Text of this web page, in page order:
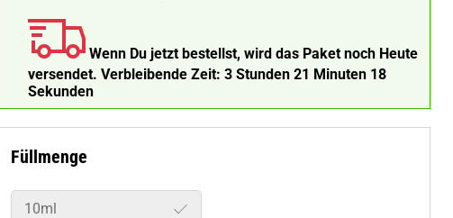
Wenn Du jetzt bestellst, wird das Paket noch Heute
versendet. Verbleibende Zeit: 3 Stunden 21 Minuten 17
Sekunden
Füllmenge
10ml